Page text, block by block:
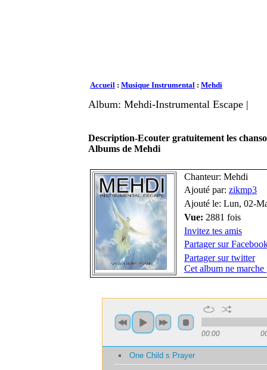
Accueil : Musique Instrumental : Mehdi
Album: Mehdi-Instrumental Escape |
Description-Ecouter gratuitement les
Albums de Mehdi
Chanteur: Mehdi
Ajouté par: zikmp3
Ajouté le: Lun, 02-
Vue: 2881 fois
Invitez tes amis
Partager sur
Partager sur twitter
Cet album ne marche